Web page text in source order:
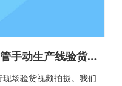
为巴基斯坦客户ala拍摄风管手动生产线验货视频
场验货视频拍摄。我们